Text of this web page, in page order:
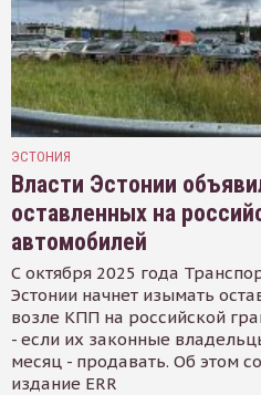
ЭСТОНИЯ
Власти Эстонии
оставленных на
автомобилей
С октября 2025 года
Эстонии начнет изымать
возле КПП на российской
- если их законные
месяц - продавать. Об этом
издание ERR